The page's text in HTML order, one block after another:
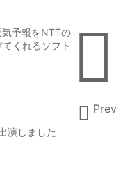

予報をNTTの
くれるソフト
演しました
 Prev